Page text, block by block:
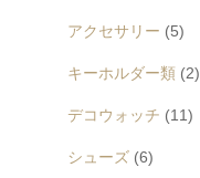
アクセサリー (5)
キーホルダー類 (2)
デコウォッチ (11)
シューズ (6)